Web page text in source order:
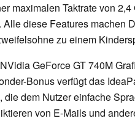
maximalen Taktrate von
Alle diese Features machen
zu einem
GeForce GT 740M
Bonus verfügt das
die dem Nutzer einfache
von E-Mails und